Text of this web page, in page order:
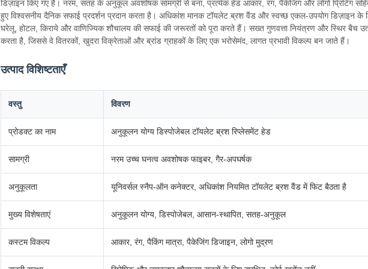
डिज़ाइन किए गए हैं। नरम, सतह के अनुकूल अवशोषक सामग्री से बना, प्रत्येक हेड आकार, रंग, पैकेजिंग और लोगो प्रिंटिंग
हुए विश्वसनीय दैनिक सफाई प्रदर्शन प्रदान करता है। अधिकांश मानक टॉयलेट ब्रश वैंड और स्वच्छ एकल-उपयोग डिज़ाइन के
घरेलू, होटल, किराये और वाणिज्यिक शौचालय की सफाई की जरूरतों को पूरा करते हैं। सख्त गुणवत्ता नियंत्रण और स्थिर बैच
करता है, जिससे वे वितरकों, खुदरा विक्रेताओं और ब्रांड ग्राहकों के लिए एक भरोसेमंद, लागत प्रभावी विकल्प बन जाते हैं।
उत्पाद विशिष्टताएँ
वस्तु विवरण
प्रोडक्ट का नाम अनुकूलन योग्य डिस्पोजेबल टॉयलेट ब्रश रिप्लेसमेंट हेड
सामग्री नरम उच्च घनत्व अवशोषक फाइबर, गैर-अपघर्षक
अनुकूलता यूनिवर्सल स्नैप-ऑन कनेक्टर, अधिकांश नियमित टॉयलेट ब्रश वैंड में फिट बैठता है
मुख्य विशेषताएं अनुकूलन योग्य, डिस्पोजेबल, आसान-स्थापित, सतह-अनुकूल
कस्टम विकल्प आकार, रंग, पैकिंग मात्रा, पैकेजिंग डिजाइन, लोगो मुद्रण